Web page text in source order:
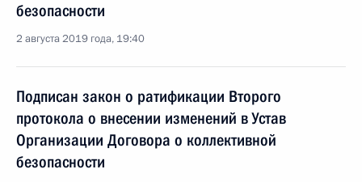
безопасности
2 августа 2019 года, 19:40
Подписан закон о ратификации Второго
протокола о внесении изменений в Устав
Организации Договора о коллективной
безопасности